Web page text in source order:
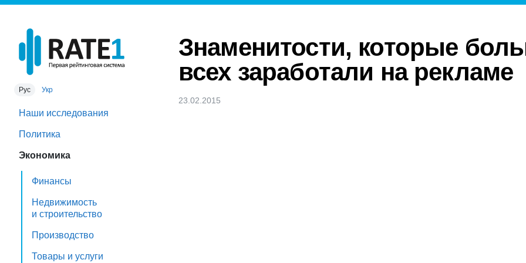
Рус Укр
Наши исследования
Политика
Экономика
Финансы
Недвижимость
и строительство
Производство
Товары и услуги
Знаменитости, которые
всех заработали на рекламе
23.02.2015